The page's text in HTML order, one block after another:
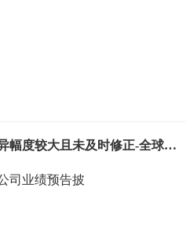
财报透视｜赛隆药业收监管函：业绩预告与年报净利差异幅度较大且未及时修正-全球热讯
司业绩预告披